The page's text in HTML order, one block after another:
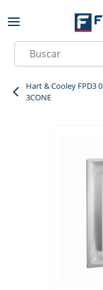
Skip to main
Site Search
Hart & Cooley FPD3
3CONE